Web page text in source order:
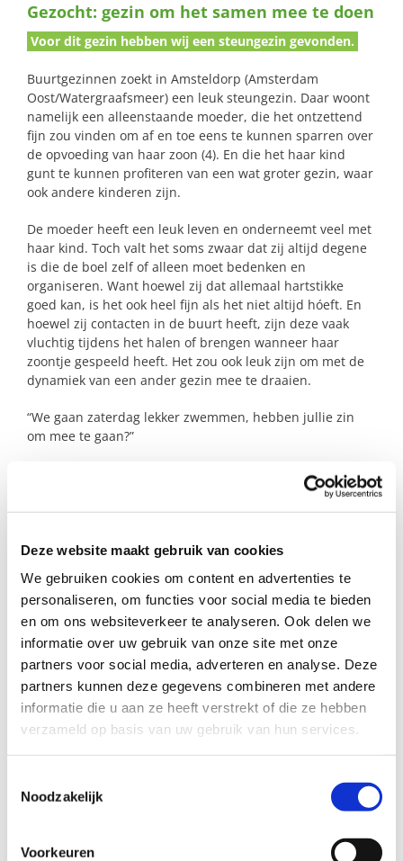
Deze website maakt gebruik van cookies
We gebruiken cookies om content en advertenties te
personaliseren, om functies voor social media te bieden
en om ons websiteverkeer te analyseren. Ook delen we
informatie over uw gebruik van onze site met onze
partners voor social media, adverteren en analyse. Deze
partners kunnen deze gegevens combineren met andere
informatie die u aan ze heeft verstrekt of die ze hebben
verzameld op basis van uw gebruik van hun services.
Noodzakelijk
Voorkeuren
naar:
Gezocht: gezin om het samen mee te doen
Voor dit gezin hebben wij een steungezin gevonden.
Buurtgezinnen zoekt in Amsteldorp (Amsterdam
Oost/Watergraafsmeer) een leuk steungezin. Daar woont
namelijk een alleenstaande moeder, die het ontzettend
fijn zou vinden om af en toe eens te kunnen sparren over
de opvoeding van haar zoon (4). En die het haar kind
gunt te kunnen profiteren van een wat groter gezin, waar
ook andere kinderen zijn.
De moeder heeft een leuk leven en onderneemt veel met
haar kind. Toch valt het soms zwaar dat zij altijd degene
is die de boel zelf of alleen moet bedenken en
organiseren. Want hoewel zij dat allemaal hartstikke
goed kan, is het ook heel fijn als het niet altijd hóeft. En
hoewel zij contacten in de buurt heeft, zijn deze vaak
vluchtig tijdens het halen of brengen wanneer haar
zoontje gespeeld heeft. Het zou ook leuk zijn om met de
dynamiek van een ander gezin mee te draaien.
“We gaan zaterdag lekker zwemmen, hebben jullie zin
om mee te gaan?”
Het jochie is een enthousiast en energiek kind, dat erg
van klauteren en buitenspelen houdt. Maar ook met lego
spelen en knutselen zijn favoriet. Wat soms lastig is, is
hetzelfde vraagt. Je moet dus best stevig in je schoenen
zou zo fijn zijn voor de moeder: met de hulp van een
steungezin kun je sámen bedenken hoe je dat gedrag op
een positieve manier kunt bijsturen.
Profiel steungezin
Voor deze moeder en haar zoon (4 jaar) zoekt
een fijn gezin in Amsteldorp (of